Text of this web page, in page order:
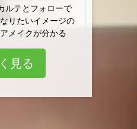
ルテとフォローで
りたいイメージの
メイクが分かる
見る
テとフォロー付きで
メイクのお悩み解決
見る